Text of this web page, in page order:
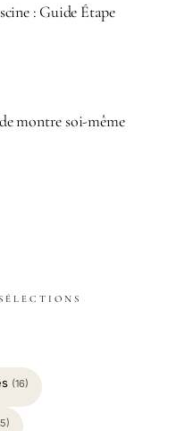
: Guide Étape
montre soi-même
(16)